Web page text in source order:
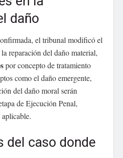
daño
el tribunal modificó el
reparación del daño material,
por concepto de tratamiento
como el daño emergente,
del daño moral serán
de Ejecución Penal,
del caso donde